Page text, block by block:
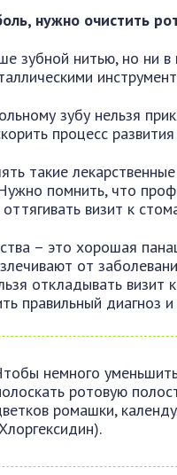
нужно очистить
зубной нитью, но ни
зубу нельзя
процесс
такие
помнить, что
визит к
– это хорошая
от
откладывать визит
правильный диагноз
немного
ротовую
ромашки,